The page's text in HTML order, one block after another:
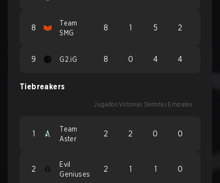
8
Team
SMG
8 1 5 2
9 G2.iG 8 0 4 4
Tiebreakers
Jugados Victorias Derrotas Empates
1
Team
Aster
2 2 0 0
2
Evil
Geniuses
2 1 1 0